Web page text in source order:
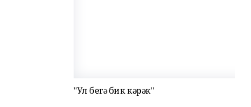
"Ул беҙгә бик кәрәк"